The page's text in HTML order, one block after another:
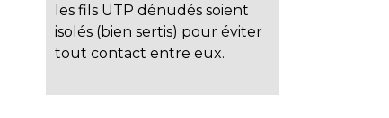
les fils UTP dénudés soient
isolés (bien sertis) pour éviter
tout contact entre eux.